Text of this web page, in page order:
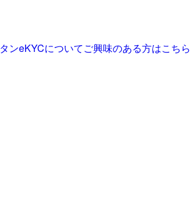
ンeKYCについてご興味のある方はこちら